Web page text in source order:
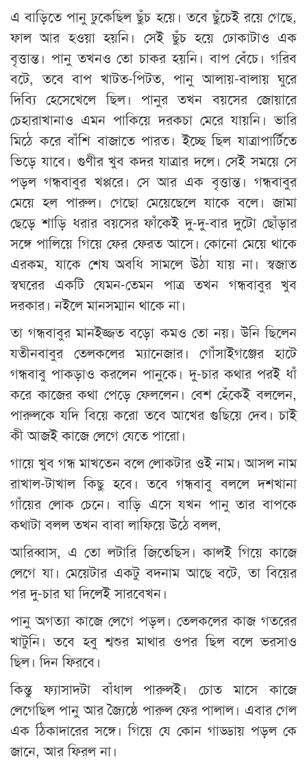
এ বাড়িতে পানু ঢুকেছিল ছুঁচ হয়ে। তবে ছুঁচেই রয়ে গেছে,
ফাল আর হওয়া হয়নি। সেই ছুঁচ হয়ে ঢোকাটাও এক
বৃত্তান্ত। পানু তখনও তো চাকর হয়নি। বাপ বেঁচে। গরিব
বটে, তবে বাপ খাটত-পিটত, পানু আলায়-বালায় ঘুরে
দিব্যি হেসেখেলে ছিল। পানুর তখন বয়সের জোয়ারে
চেহারাখানাও এমন পাকিয়ে দরকচা মেরে যায়নি। ভারি
মিঠে করে বাঁশি বাজাতে পারত। ইচ্ছে ছিল যাত্রাপার্টিতে
ভিড়ে যাবে। গুণীর খুব কদর যাত্রার দলে। সেই সময়ে সে
পড়ল ­­­গন্ধবাবুর খপ্পরে। সে আর এক বৃত্তান্ত। গন্ধবাবুর
মেয়ে হল পারুল। গেছো মেয়েছেলে যাকে বলে। জামা
ছেড়ে শাড়ি ধরার বয়সের ফাঁকেই দু-দু-বার দুটো ছোঁড়ার
সঙ্গে পালিয়ে গিয়ে ফের ফেরত আসে। কোনো মেয়ে থাকে
এরকম, যাকে শেষ অবধি সামলে উঠা যায় না। স্বজাত
স্বঘরের একটি যেমন-তেমন পাত্র তখন গন্ধবাবুর খুব
দরকার। নইলে মানসম্মান থাকে না।
তা গন্ধবাবুর মানইজ্জত বড়ো কমও তো নয়। উনি ছিলেন
যতীনবাবুর তেলকলের ম্যানেজার। গোঁসাইগঞ্জের হাটে
গন্ধবাবু পাকড়াও করলেন পানুকে। দু-চার কথার পরই ধাঁ
করে কাজের কথা পেড়ে ফেললেন। বেশ হেঁকেই বললেন,
পারুলকে যদি বিয়ে করো তবে আখের ‍গুছিয়ে দেব। চাই
কী আজই কাজে লেগে যেতে পারো।
গায়ে খুব গন্ধ মাখতেন বলে লোকটার ওই নাম। আসল নাম
রাখাল-টাখাল কিছু হবে। তবে গন্ধবাবু বললে দশখানা
গাঁয়ের লোক চেনে। বাড়ি এসে যখন পানু তার বাপকে
কথাটা বলল তখন বাবা লাফিয়ে উঠে বলল,
আরিব্বাস, এ তো লটারি জিতেছিস। কালই গিয়ে কাজে
লেগে যা। মেয়েটার একটু বদনাম আছে বটে, তা বিয়ের
পর দু-চার ঘা দিলেই সারবেখন।
পানু অগত্যা কাজে লেগে পড়ল। তেলকলের কাজ গতরের
খাটুনি। তবে হবু শ্বশুর মাথার ওপর ছিল বলে ভরসাও
ছিল। দিন ফিরবে।
কিন্তু ফ্যাসাদটা বাঁধাল পারুলই। চোত মাসে কাজে
লেগেছিল পানু আর জ্যৈষ্ঠে পারুল ফের পালাল। এবার গেল
এক ঠিকাদারের সঙ্গে। গিয়ে যে কোন গাড্ডায় পড়ল কে
জানে, আর ফিরল না।